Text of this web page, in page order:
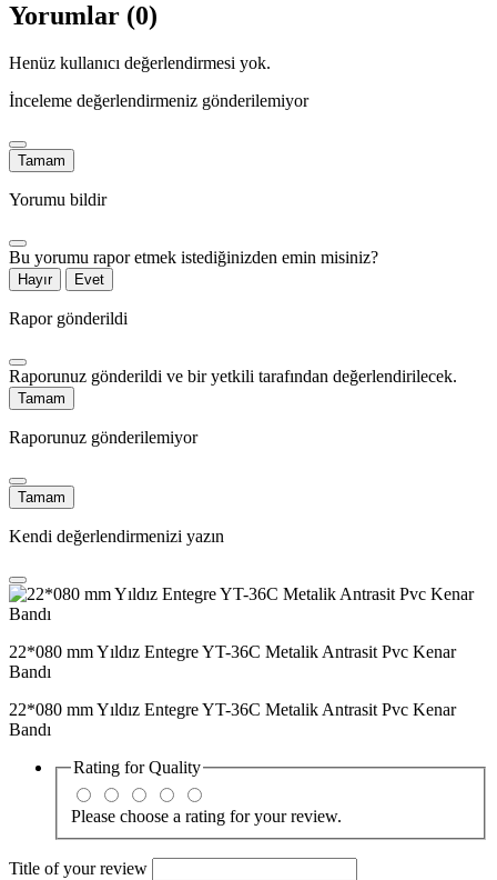
Yorumlar (0)
Henüz kullanıcı değerlendirmesi yok.
İnceleme değerlendirmeniz gönderilemiyor
Tamam
Yorumu bildir
Bu yorumu rapor etmek istediğinizden emin misiniz?
Hayır Evet
Rapor gönderildi
Raporunuz gönderildi ve bir yetkili tarafından değerlendirilecek.
Tamam
Raporunuz gönderilemiyor
Tamam
Kendi değerlendirmenizi yazın
22*080 mm Yıldız Entegre YT-36C Metalik Antrasit Pvc Kenar
Bandı
22*080 mm Yıldız Entegre YT-36C Metalik Antrasit Pvc Kenar
Bandı
Rating forQuality
Please choose a rating for your review.
Title of your review